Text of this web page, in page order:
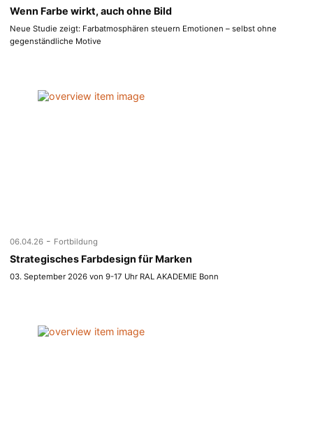
Wenn Farbe wirkt, auch ohne Bild
Neue Studie zeigt: Farbatmosphären steuern Emotionen – selbst ohne
gegenständliche Motive
06.04.26 - Fortbildung
Strategisches Farbdesign für Marken
03. September 2026 von 9-17 Uhr RAL AKADEMIE Bonn